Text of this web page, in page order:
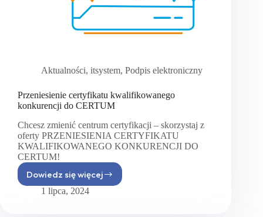
Aktualności, itsystem, Podpis elektroniczny
Przeniesienie certyfikatu kwalifikowanego
konkurencji do CERTUM
Chcesz zmienić centrum certyfikacji – skorzystaj z
oferty PRZENIESIENIA CERTYFIKATU
KWALIFIKOWANEGO KONKURENCJI DO
CERTUM!
Dowiedz się więcej
Przeniesienie
certyfikatu
1 lipca, 2024